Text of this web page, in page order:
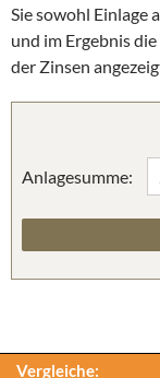
Sie sowohl Einlage
und im Ergebnis
der Zinsen
Anlagesumme:
Vergleiche: